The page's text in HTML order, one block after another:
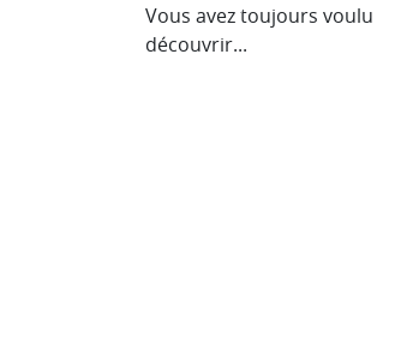
Vous avez toujours voulu
découvrir...